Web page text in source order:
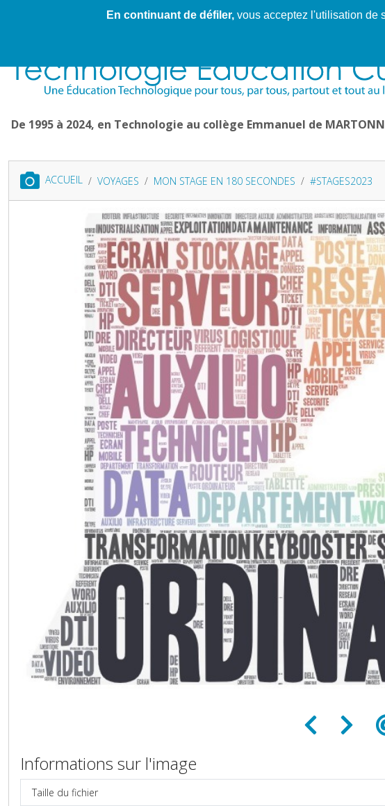
Cahier de textes patrickRICHARD Cahier de texte Websphère
De 1995 à 2024, en Technologie au collège Emmanuel de
ACCUEIL VOYAGES MON STAGE EN 180 SECONDES #STAGES2023
Informations sur l'image
Taille du fichier
En continuant de défiler,vous acceptez l'utilisation de